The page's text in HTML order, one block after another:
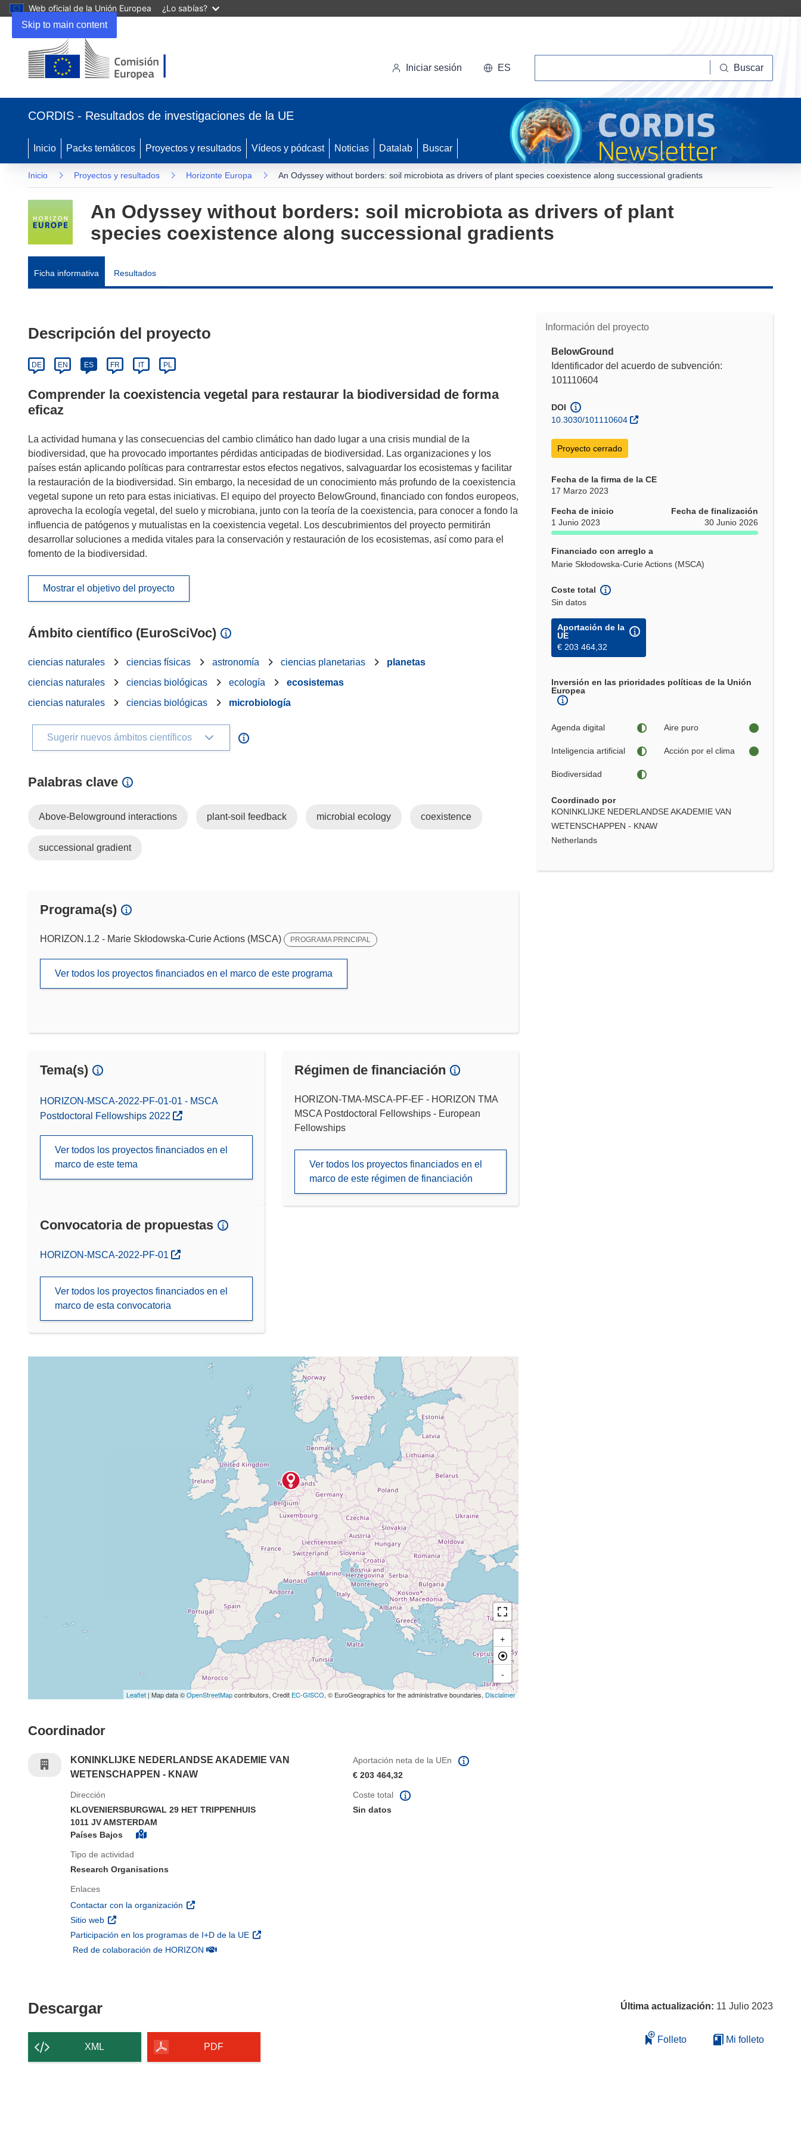
Skip to main content
Web oficial de la Unión Europea ¿Lo sabías?
Iniciar sesión ES Buscar
CORDIS - Resultados de investigaciones de la UE
Inicio Packs temáticos Proyectos y resultados Vídeos y pódcast Noticias Datalab Buscar
Inicio Proyectos y resultados Horizonte Europa An Odyssey without borders: soil microbiota as drivers of plant species coexistence along successional gradients
An Odyssey without borders: soil microbiota as drivers of plant
species coexistence along successional gradients
Ficha informativa Resultados
Información del proyecto
BelowGround
Identificador del acuerdo de subvención:
101110604
DOI
10.3030/101110604
Proyecto cerrado
Fecha de la firma de la CE
17 Marzo 2023
Fecha de inicio
1 Junio 2023
Fecha de finalización
30 Junio 2026
Financiado con arreglo a
Marie Skłodowska-Curie Actions (MSCA)
Coste total
Sin datos
Aportación de la
UE
€ 203 464,32
Inversión en las prioridades políticas de la Unión
Europea
Agenda digital Aire puro
Inteligencia artificial Acción por el clima
Biodiversidad
Coordinado por
KONINKLIJKE NEDERLANDSE AKADEMIE VAN
WETENSCHAPPEN - KNAW
Netherlands
Descripción del proyecto
DE EN ES FR IT PL
Comprender la coexistencia vegetal para restaurar la biodiversidad de forma
eficaz
La actividad humana y las consecuencias del cambio climático han dado lugar a una crisis mundial de la
biodiversidad, que ha provocado importantes pérdidas anticipadas de biodiversidad. Las organizaciones y los
países están aplicando políticas para contrarrestar estos efectos negativos, salvaguardar los ecosistemas y facilitar
la restauración de la biodiversidad. Sin embargo, la necesidad de un conocimiento más profundo de la coexistencia
vegetal supone un reto para estas iniciativas. El equipo del proyecto BelowGround, financiado con fondos europeos,
aprovecha la ecología vegetal, del suelo y microbiana, junto con la teoría de la coexistencia, para conocer a fondo la
influencia de patógenos y mutualistas en la coexistencia vegetal. Los descubrimientos del proyecto permitirán
desarrollar soluciones a medida vitales para la conservación y restauración de los ecosistemas, así como para el
fomento de la biodiversidad.
Mostrar el objetivo del proyecto
Ámbito científico (EuroSciVoc)
ciencias naturales ciencias físicas astronomía ciencias planetarias
planetas
ciencias naturales
ciencias biológicas ecología
ecosistemas
ciencias naturales
ciencias biológicas microbiología
Sugerir nuevos ámbitos científicos
Palabras clave
Above-Belowground interactions plant-soil feedback microbial ecology coexistence
successional gradient
Programa(s)
HORIZON.1.2 - Marie Skłodowska-Curie Actions (MSCA) PROGRAMA PRINCIPAL
Ver todos los proyectos financiados en el marco de este programa
Tema(s)
HORIZON-MSCA-2022-PF-01-01 - MSCA
Postdoctoral Fellowships 2022
Ver todos los proyectos financiados en el
marco de este tema
Régimen de financiación
HORIZON-TMA-MSCA-PF-EF - HORIZON TMA
MSCA Postdoctoral Fellowships - European
Fellowships
Ver todos los proyectos financiados en el
marco de este régimen de financiación
Convocatoria de propuestas
(se abrirá en una nueva ventana)
HORIZON-MSCA-2022-PF-01
Ver todos los proyectos financiados en el
marco de esta convocatoria
+
-
Leaflet | Map data ©OpenStreetMapcontributors, Credit EC-GISCO, © EuroGeographics for the administrative boundaries, Disclaimer
Coordinador
KONINKLIJKE NEDERLANDSE AKADEMIE VAN
WETENSCHAPPEN - KNAW
Aportación neta de la UEn
€ 203 464,32
Dirección
KLOVENIERSBURGWAL 29 HET TRIPPENHUIS
1011 JV AMSTERDAM
Países Bajos
Tipo de actividad
Research Organisations
Enlaces
Contactar con la organización (se abrirá en una nueva ventana)
Sitio web (se abrirá en una nueva ventana)
Participación en los programas de I+D de la UE (se abrirá en una nueva ventana)
Red de colaboración de HORIZON(se abrirá en una nueva ventana)
Coste total
Sin datos
DescargarDescargar el contenido de la página
XML PDF
Última actualización: 11 Julio 2023
Folleto Mi folleto